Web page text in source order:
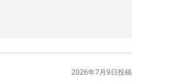
2026年7月9日投稿